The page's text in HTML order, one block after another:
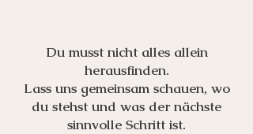
Du musst nicht alles allein
herausfinden.
Lass uns gemeinsam schauen, wo
du stehst und was der nächste
sinnvolle Schritt ist.